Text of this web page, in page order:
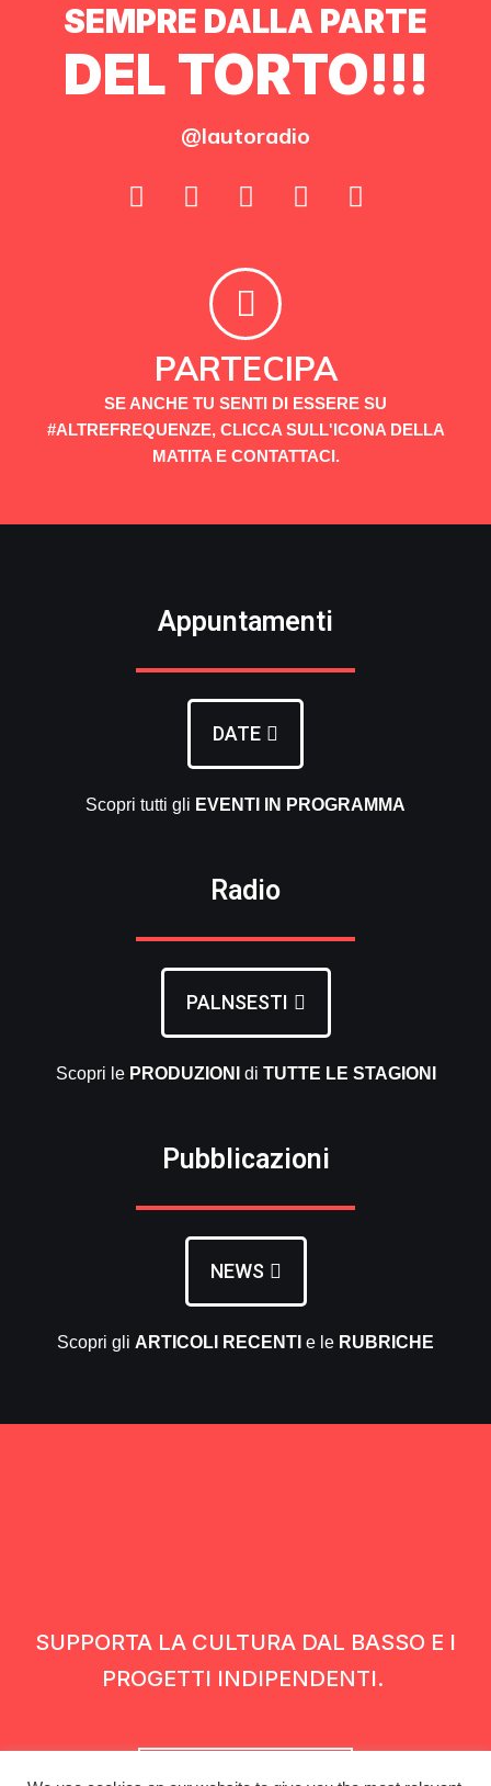
SEMPRE DALLA PARTE
DEL TORTO!!!
@lautoradio
PARTECIPA
SE ANCHE TU SENTI DI ESSERE SU
#ALTREFREQUENZE, CLICCA SULL'ICONA DELLA
MATITA E CONTATTACI.
Appuntamenti
DATE
Scopri tutti gli EVENTI IN PROGRAMMA
Radio
PALNSESTI
Scopri le PRODUZIONI di TUTTE LE STAGIONI
Pubblicazioni
NEWS
Scopri gli ARTICOLI RECENTI e le RUBRICHE
SUPPORTA LA CULTURA DAL BASSO E I
PROGETTI INDIPENDENTI.